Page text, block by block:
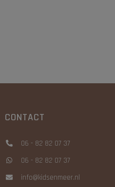
CONTACT
06 - 82 82 07 37
06 - 82 82 07 37
info@kidsenmeer.nl